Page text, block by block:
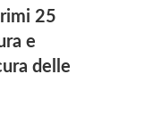
25
e
delle